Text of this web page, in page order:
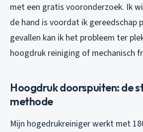
met een gratis vooronderzoek. Ik
de hand is voordat ik gereedschap
gevallen kan ik het probleem ter
hoogdruk reiniging of mechanisch
Hoogdruk doorspuiten: de
methode
Mijn hogedrukreiniger werkt met